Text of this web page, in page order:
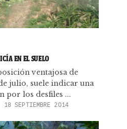
EN EL SUELO
ventajosa de
julio, suele indicar una
por los desfiles ...
18 SEPTIEMBRE 2014